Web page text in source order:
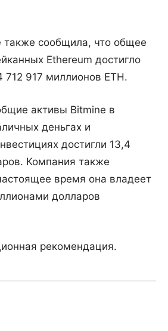
также сообщила, что общее
Ethereum достигло
712 917 миллионов ETH.
активы Bitmine в
деньгах и
достигли 13,4
Компания также
время она владеет
долларов
рекомендация.